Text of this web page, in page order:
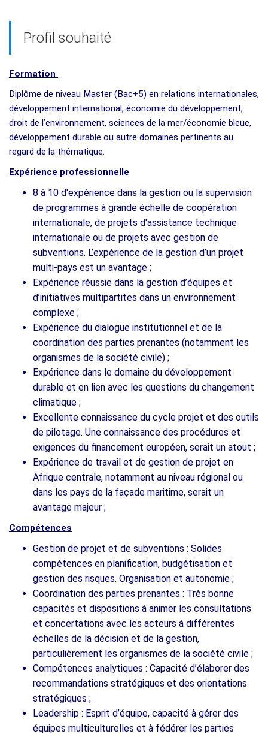
Profil souhaité
Formation
Diplôme de niveau Master (Bac+5) en relations internationales,
développement international, économie du développement,
droit de l’environnement, sciences de la mer/économie bleue,
développement durable ou autre domaines pertinents au
regard de la thématique.
Expérience professionnelle
8 à 10 d'expérience dans la gestion ou la supervision
de programmes à grande échelle de coopération
internationale, de projets d'assistance technique
internationale ou de projets avec gestion de
subventions. L’expérience de la gestion d’un projet
multi-pays est un avantage ;
Expérience réussie dans la gestion d’équipes et
d’initiatives multipartites dans un environnement
complexe ;
Expérience du dialogue institutionnel et de la
coordination des parties prenantes (notamment les
organismes de la société civile) ;
Expérience dans le domaine du développement
durable et en lien avec les questions du changement
climatique ;
Excellente connaissance du cycle projet et des outils
de pilotage. Une connaissance des procédures et
exigences du financement européen, serait un atout ;
Expérience de travail et de gestion de projet en
Afrique centrale, notamment au niveau régional ou
dans les pays de la façade maritime, serait un
avantage majeur ;
Compétences
Gestion de projet et de subventions : Solides
compétences en planification, budgétisation et
gestion des risques. Organisation et autonomie ;
Coordination des parties prenantes : Très bonne
capacités et dispositions à animer les consultations
et concertations avec les acteurs à différentes
échelles de la décision et de la gestion,
particulièrement les organismes de la société civile ;
Compétences analytiques : Capacité d’élaborer des
recommandations stratégiques et des orientations
stratégiques ;
Leadership : Esprit d’équipe, capacité à gérer des
équipes multiculturelles et à fédérer les parties